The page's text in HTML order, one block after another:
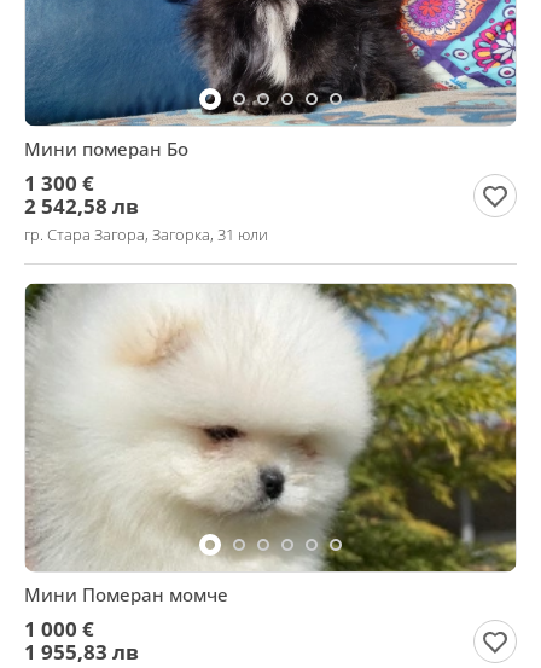
Мини померан Бо
1 300 €
2 542,58 лв
гр. Стара Загора, Загорка, 31 юли
Мини Померан момче
1 000 €
1 955,83 лв